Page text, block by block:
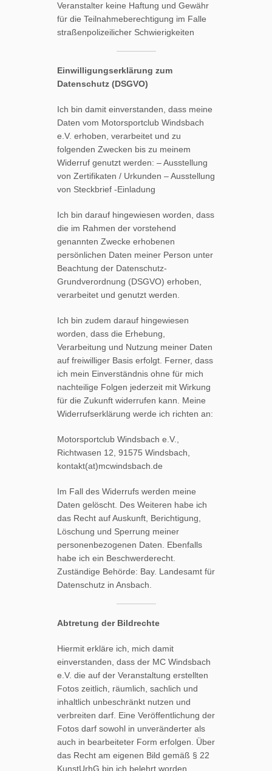
Veranstalter keine Haftung und Gewähr
für die Teilnahmeberechtigung im Falle
straßenpolizeilicher Schwierigkeiten
Einwilligungserklärung zum
Datenschutz (DSGVO)
Ich bin damit einverstanden, dass meine
Daten vom Motorsportclub Windsbach
e.V. erhoben, verarbeitet und zu
folgenden Zwecken bis zu meinem
Widerruf genutzt werden: – Ausstellung
von Zertifikaten / Urkunden – Ausstellung
von Steckbrief -Einladung
Ich bin darauf hingewiesen worden, dass
die im Rahmen der vorstehend
genannten Zwecke erhobenen
persönlichen Daten meiner Person unter
Beachtung der Datenschutz-
Grundverordnung (DSGVO) erhoben,
verarbeitet und genutzt werden.
Ich bin zudem darauf hingewiesen
worden, dass die Erhebung,
Verarbeitung und Nutzung meiner Daten
auf freiwilliger Basis erfolgt. Ferner, dass
ich mein Einverständnis ohne für mich
nachteilige Folgen jederzeit mit Wirkung
für die Zukunft widerrufen kann. Meine
Widerrufserklärung werde ich richten an:
Motorsportclub Windsbach e.V.,
Richtwasen 12, 91575 Windsbach,
kontakt(at)mcwindsbach.de
Im Fall des Widerrufs werden meine
Daten gelöscht. Des Weiteren habe ich
das Recht auf Auskunft, Berichtigung,
Löschung und Sperrung meiner
personenbezogenen Daten. Ebenfalls
habe ich ein Beschwerderecht.
Zuständige Behörde: Bay. Landesamt für
Datenschutz in Ansbach.
Abtretung der Bildrechte
Hiermit erkläre ich, mich damit
einverstanden, dass der MC Windsbach
e.V. die auf der Veranstaltung erstellten
Fotos zeitlich, räumlich, sachlich und
inhaltlich unbeschränkt nutzen und
verbreiten darf. Eine Veröffentlichung der
Fotos darf sowohl in unveränderter als
auch in bearbeiteter Form erfolgen. Über
das Recht am eigenen Bild gemäß § 22
KunstUrhG bin ich belehrt worden.